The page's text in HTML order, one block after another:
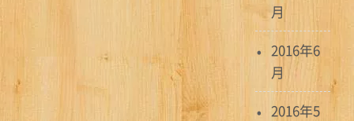
月
2016年6
月
2016年5